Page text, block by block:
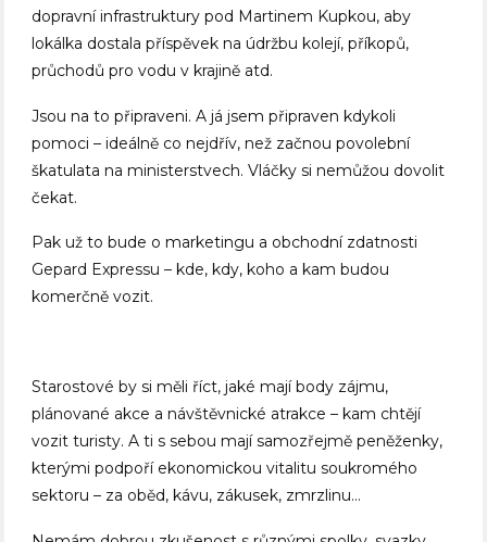
dopravní infrastruktury pod Martinem Kupkou, aby
lokálka dostala příspěvek na údržbu kolejí, příkopů,
průchodů pro vodu v krajině atd.
Jsou na to připraveni. A já jsem připraven kdykoli
pomoci – ideálně co nejdřív, než začnou povolební
škatulata na ministerstvech. Vláčky si nemůžou dovolit
čekat.
Pak už to bude o marketingu a obchodní zdatnosti
Gepard Expressu – kde, kdy, koho a kam budou
komerčně vozit.
Starostové by si měli říct, jaké mají body zájmu,
plánované akce a návštěvnické atrakce – kam chtějí
vozit turisty. A ti s sebou mají samozřejmě peněženky,
kterými podpoří ekonomickou vitalitu soukromého
sektoru – za oběd, kávu, zákusek, zmrzlinu…